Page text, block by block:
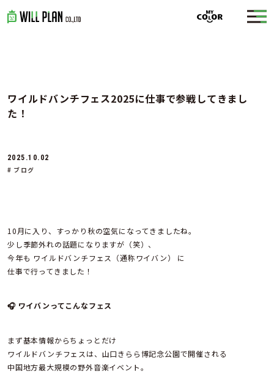
ワイルドバンチフェス2025に仕事で参戦してきまし
た！
2025.10.02
# ブログ
10月に入り、すっかり秋の空気になってきましたね。
少し季節外れの話題になりますが（笑）、
今年も ワイルドバンチフェス（通称ワイバン） に
仕事で行ってきました！
🎧 ワイバンってこんなフェス
まず基本情報からちょっとだけ
ワイルドバンチフェスは、山口きらら博記念公園で開催される
中国地方最大規模の野外音楽イベント。